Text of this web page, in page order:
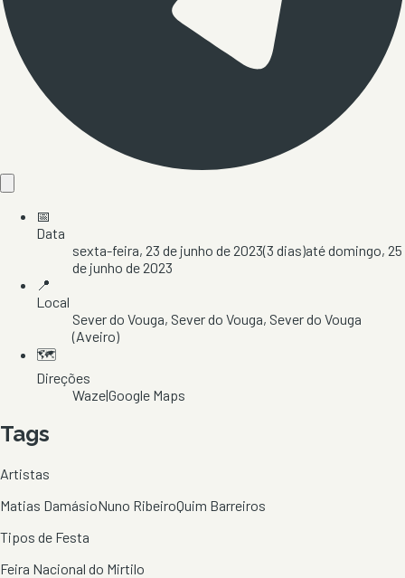
📅
Data
sexta-feira, 23 de junho de 2023(3 dias)atédomingo, 25
de junho de 2023
📍
Local
Sever do Vouga, Sever do Vouga, Sever do Vouga
(Aveiro)
🗺️
Direções
Waze|Google Maps
Tags
Artistas
Matias DamásioNuno RibeiroQuim Barreiros
Tipos de Festa
Feira Nacional do Mirtilo